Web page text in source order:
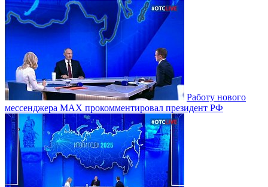
Работу нового
мессенджера MAX прокомментировал президент РФ